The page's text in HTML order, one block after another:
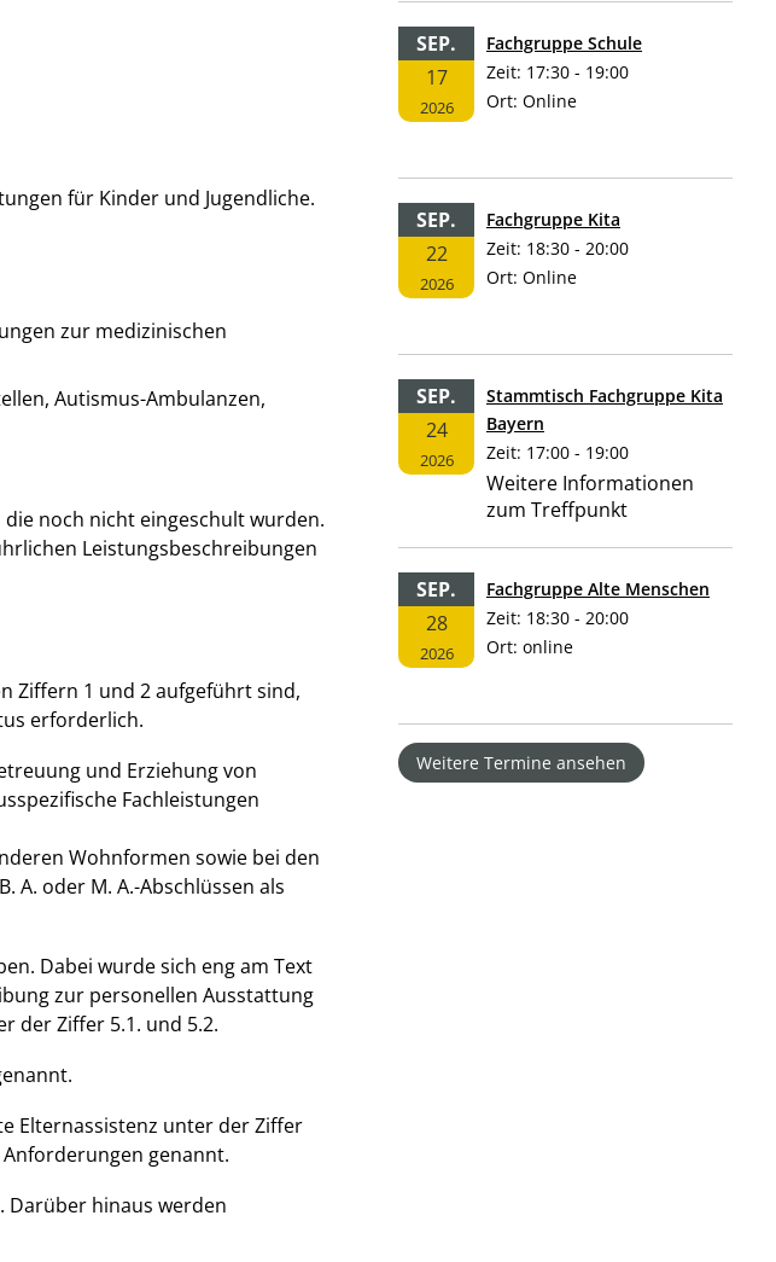
für Kinder und Jugendliche.
zur medizinischen
Autismus-Ambulanzen,
die noch nicht eingeschult wurden.
Leistungsbeschreibungen
Ziffern 1 und 2 aufgeführt sind,
erforderlich.
und Erziehung von
Fachleistungen
Wohnformen sowie bei den
A. oder M. A.-Abschlüssen als
Dabei wurde sich eng am Text
zur personellen Ausstattung
der Ziffer 5.1. und 5.2.
Elternassistenz unter der Ziffer
genannt.
Darüber hinaus werden
SEP.
17
2026
Fachgruppe Schule
Zeit: 17:30 - 19:00
Ort: Online
SEP.
22
2026
Fachgruppe Kita
Zeit: 18:30 - 20:00
Ort: Online
SEP.
24
2026
Stammtisch Fachgruppe Kita
Bayern
Zeit: 17:00 - 19:00
Weitere Informationen
zum Treffpunkt
SEP.
28
2026
Fachgruppe Alte Menschen
Zeit: 18:30 - 20:00
Ort: online
Weitere Termine ansehen